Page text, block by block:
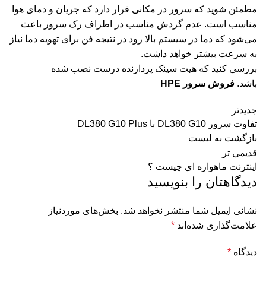
مطمئن شوید که سرور در مکانی قرار دارد که جریان و دمای هوا
مناسب است. عدم گردش مناسب در اطراف رک‌ سرور باعث
می‌شود که دما در سیستم بالا رود در نتیجه فن برای تهویه دما نیاز
به سرعت بیشتر خواهد داشت.
بررسی کنید که هیت سینک پردازنده درست نصب شده
باشد. فروش سرور HPE
جدیدتر
تفاوت سرور DL380 G10 با DL380 G10 Plus
بازگشت به لیست
قدیمی تر
اینترنت ماهواره ای چیست ؟
دیدگاهتان را بنویسید
نشانی ایمیل شما منتشر نخواهد شد. بخش‌های موردنیاز
علامت‌گذاری شده‌اند *
دیدگاه *